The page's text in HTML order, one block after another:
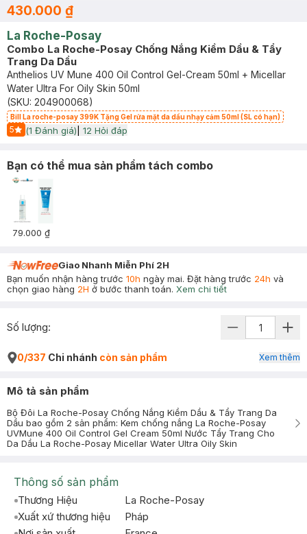
430.000 ₫
La Roche-Posay
Combo La Roche-Posay Chống Nắng Kiềm Dầu & Tẩy
Trang Da Dầu
Anthelios UV Mune 400 Oil Control Gel-Cream 50ml + Micellar
Water Ultra For Oily Skin 50ml
(SKU: 204900068)
Bill La roche-posay 399K Tặng Gel rửa mặt da dầu nhạy cảm 50ml (SL có hạn)
5
Start Icon
(1 Đánh giá) 12 Hỏi đáp
Bạn có thể mua sản phẩm tách combo
79.000 ₫
Giao Nhanh Miễn Phí 2H
Bạn muốn nhận hàng trước 10h ngày mai. Đặt hàng trước 24h và
chọn giao hàng 2H ở bước thanh toán. Xem chi tiết
Số lượng:
0/337 Chi nhánh còn sản phẩm Xem thêm
Mô tả sản phẩm
Bộ Đôi La Roche-Posay Chống Nắng Kiềm Dầu & Tẩy Trang Da
Dầu bao gồm 2 sản phẩm: Kem chống nắng La Roche-Posay
UVMune 400 Oil Control Gel Cream 50ml Nước Tẩy Trang Cho
Da Dầu La Roche-Posay Micellar Water Ultra Oily Skin
Thông số sản phẩm
Thương Hiệu
La Roche-Posay
Xuất xứ thương hiệu
Pháp